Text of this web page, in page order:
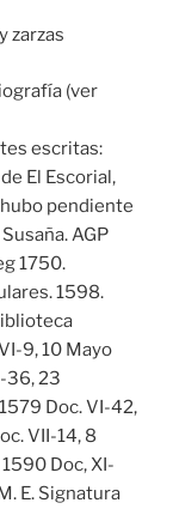
zarzas
(ver
escritas:
El Escorial,
pendiente
AGP
1750.
1598.
9, 10 Mayo
36, 23
Doc. VI-42,
VII-14, 8
Doc, XI-
E. Signatura